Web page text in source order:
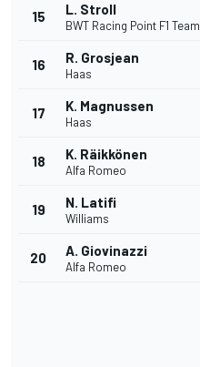
15 L. Stroll
BWT Racing Point F1 Team
16 R. Grosjean
Haas
17 K. Magnussen
Haas
18 K. Räikkönen
Alfa Romeo
19 N. Latifi
Williams
20 A. Giovinazzi
Alfa Romeo